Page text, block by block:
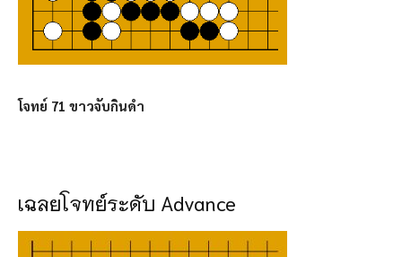
โจทย์ 71 ขาวจับกินดำ
เฉลยโจทย์ระดับ Advance